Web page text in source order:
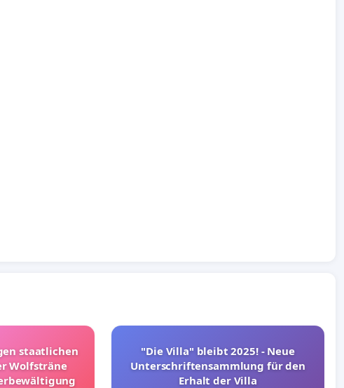
staatlichen
Wolfsträne
"Die Villa" bleibt 2025! - Neue
Unterschriftensammlung für den
Erhalt der Villa